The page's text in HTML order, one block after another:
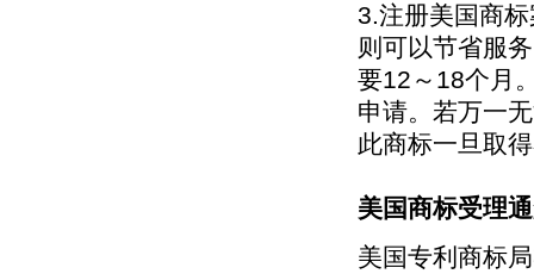
3.注册美国商
则可以节省服
要12～18个月
申请。若万一
此商标一旦取
美国商标受理
美国专利商标